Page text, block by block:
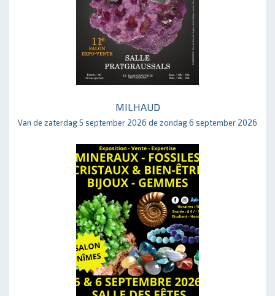
MILHAUD
Van de zaterdag 5 september 2026 de zondag 6 september 2026